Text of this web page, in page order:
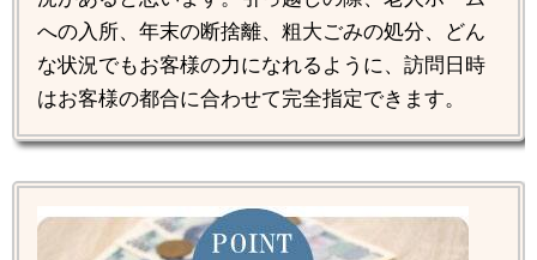
への入所、年末の断捨離、粗大ごみの処分、どん
な状況でもお客様の力になれるように、訪問日時
はお客様の都合に合わせて完全指定できます。